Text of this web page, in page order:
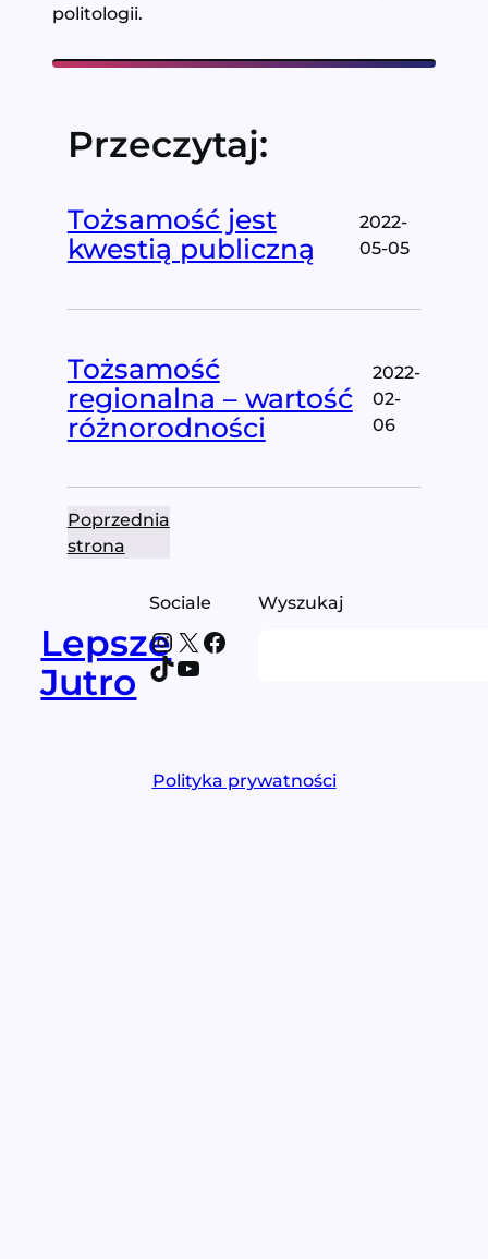
politologii.
Przeczytaj:
Tożsamość jest
kwestią publiczną
2022-
05-05
Tożsamość
regionalna – wartość
różnorodności
2022-
02-
06
Poprzednia
strona
Lepsze
Jutro
Sociale
Instagram
X Facebook
TikTok
YouTube
Wyszukaj
Polityka prywatności